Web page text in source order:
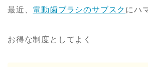
最近、 電動歯ブラシのサブスク にハ
お得な制度としてよく